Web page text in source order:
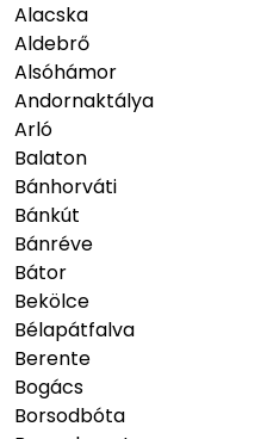
Alacska
Aldebrő
Alsóhámor
Andornaktálya
Arló
Balaton
Bánhorváti
Bánkút
Bánréve
Bátor
Bekölce
Bélapátfalva
Berente
Bogács
Borsodbóta